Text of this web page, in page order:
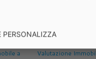
a
Valutazione
PERSONALIZZA